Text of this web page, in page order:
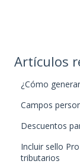
Artículos
¿Cómo
Campos
Descuentos
Incluir sello
tributarios